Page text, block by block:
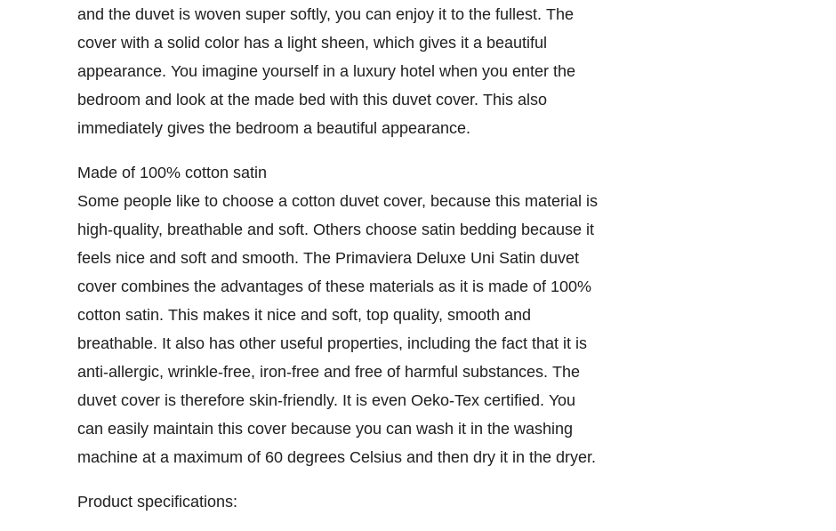
and the duvet is woven super softly, you can enjoy it to the fullest. The
cover with a solid color has a light sheen, which gives it a beautiful
appearance. You imagine yourself in a luxury hotel when you enter the
bedroom and look at the made bed with this duvet cover. This also
immediately gives the bedroom a beautiful appearance.
Made of 100% cotton satin
Some people like to choose a cotton duvet cover, because this material is
high-quality, breathable and soft. Others choose satin bedding because it
feels nice and soft and smooth. The Primaviera Deluxe Uni Satin duvet
cover combines the advantages of these materials as it is made of 100%
cotton satin. This makes it nice and soft, top quality, smooth and
breathable. It also has other useful properties, including the fact that it is
anti-allergic, wrinkle-free, iron-free and free of harmful substances. The
duvet cover is therefore skin-friendly. It is even Oeko-Tex certified. You
can easily maintain this cover because you can wash it in the washing
machine at a maximum of 60 degrees Celsius and then dry it in the dryer.
Product specifications: